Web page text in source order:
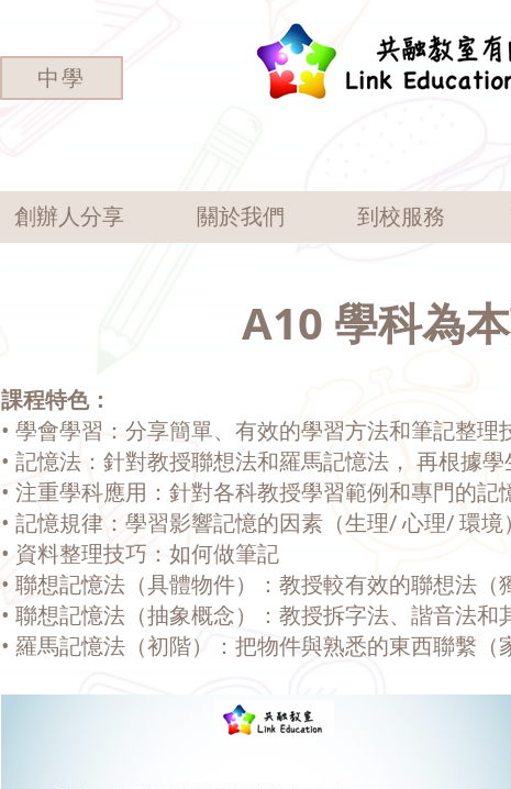
中學
創辦人分享 關於我們 到校服務
A10 學科為
課程特色：
• 學會學習：分享簡單、有效的學習方法和筆記整理
• 記憶法：針對教授聯想法和羅馬記憶法， 再根據
• 注重學科應用：針對各科教授學習範例和專門的記
• 記憶規律：學習影響記憶的因素（生理/ 心理/ 環境）
• 資料整理技巧：如何做筆記
• 聯想記憶法（具體物件）：教授較有效的聯想法（
• 聯想記憶法（抽象概念）：教授拆字法、諧音法和
• 羅馬記憶法（初階）：把物件與熟悉的東西聯繫（